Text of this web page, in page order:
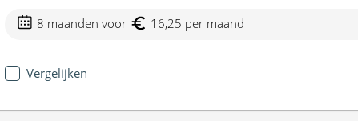
8 maanden voor 16,25 per maand
Vergelijken